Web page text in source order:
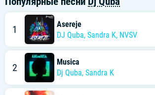
1
Asereje
DJ Quba, Sandra K, NVSV
2
Musica
Dj Quba, Sandra K